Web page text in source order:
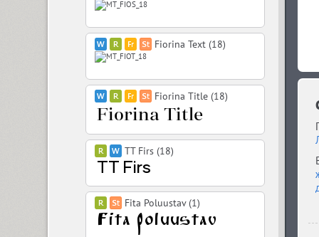
Fiorina Text (18)
Fiorina Title (18)
TT Firs (18)
Fita Poluustav (1)